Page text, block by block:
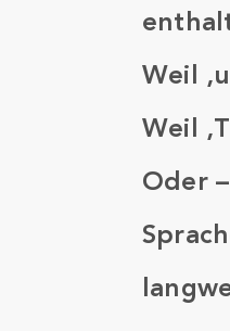
Weil
Weil
Oder